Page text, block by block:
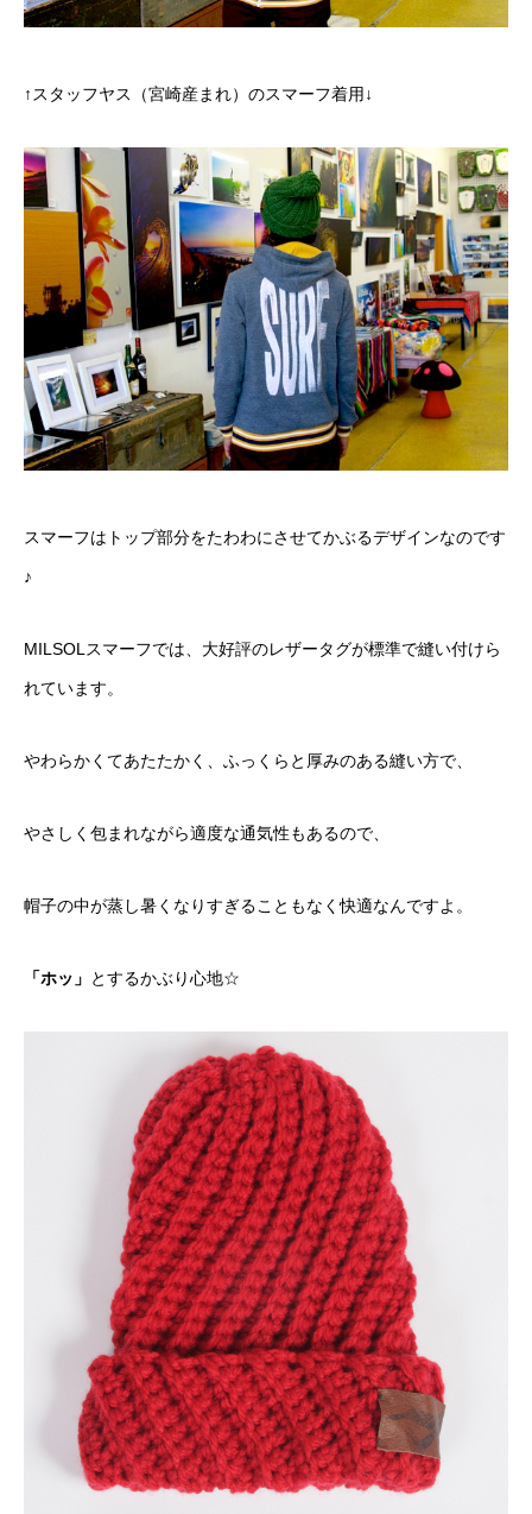
↑スタッフヤス（宮崎産まれ）のスマーフ着用↓
スマーフはトップ部分をたわわにさせてかぶるデザインなのです
♪
MILSOLスマーフでは、大好評のレザータグが標準で縫い付けら
れています。
やわらかくてあたたかく、ふっくらと厚みのある縫い方で、
やさしく包まれながら適度な通気性もあるので、
帽子の中が蒸し暑くなりすぎることもなく快適なんですよ。
「ホッ」 とするかぶり心地☆